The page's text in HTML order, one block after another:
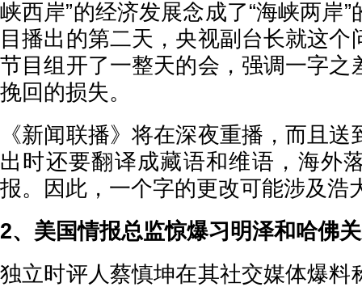
峡西岸”的经济发展念成了“海峡两岸
目播出的第二天，央视副台长就这个
节目组开了一整天的会，强调一字之
挽回的损失。
《新闻联播》将在深夜重播，而且
出时还要翻译成藏语和维语，海外
报。因此，一个字的更改可能涉及浩
2、美国情报总监惊爆习明泽和哈佛
独立时评人蔡慎坤在其社交媒体爆料